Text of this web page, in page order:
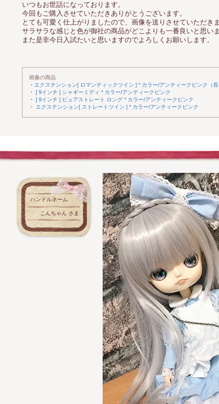
いつもお世話になっております。
今回もご購入させていただきありがとうございます。
とても可愛く仕上がりましたので、画像を送りさせていただき
サラサラな感じと色が御社の商品がどこよりも一番良いと思い
また是非今日入試たいと思いますのでよろしくお願いします。
画像の商品
・ エクステンション[ ロマンティックツイン ] * カラー/アンティークピンク（
・ [ 9インチ ] シャギーミディ * カラー/アンティークピンク
・ [ 9インチ ] ピュアストレート ロング * カラー/アンティークピンク
・
エクステンション[ ストレートツイン ] * カラー/アンティークピンク
ハンドルネーム
こんちゃん さま